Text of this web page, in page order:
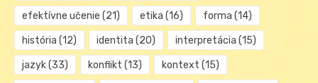
efektívne učenie (21) etika (16) forma (14)
história (12) identita (20) interpretácia (15)
jazyk(33) konflikt (13) kontext (15)